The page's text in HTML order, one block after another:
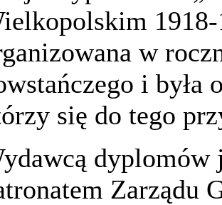
1918-
w
i była
się do tego
dyplomów
Zarządu